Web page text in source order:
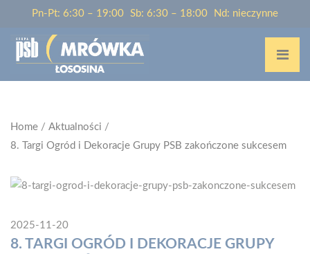
Pn-Pt: 6:30 – 19:00 Sb: 6:30 – 18:00 Nd: nieczynne
Home / Aktualności /
8. Targi Ogród i Dekoracje Grupy PSB zakończone sukcesem
2025-11-20
8. TARGI OGRÓD I DEKORACJE GRUPY